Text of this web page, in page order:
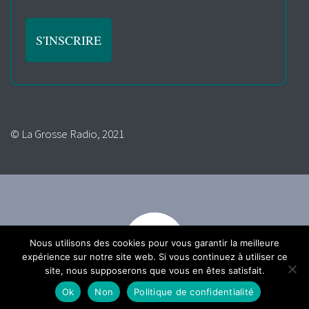
© La Grosse Radio, 2021
Nous utilisons des cookies pour vous garantir la meilleure
expérience sur notre site web. Si vous continuez à utiliser ce
site, nous supposerons que vous en êtes satisfait.
Ok
Non Politique de confidentialité